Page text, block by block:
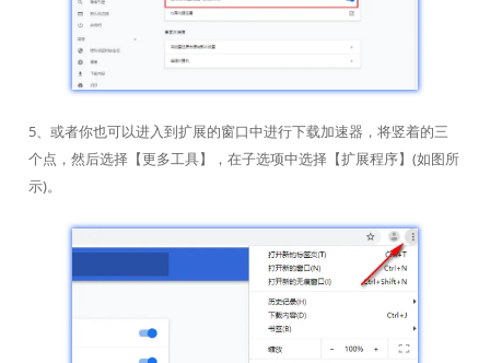
5、或者你也可以进入到扩展的窗口中进行下载加速器，将竖着的三
个点，然后选择【更多工具】，在子选项中选择【扩展程序】(如图所
示)。